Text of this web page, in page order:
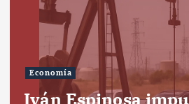
Economía
Iván Espinosa